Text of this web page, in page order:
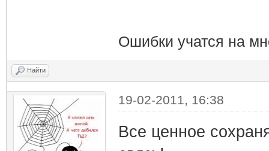
Ошибки учатся на
Найти
19-02-2011, 16:38
Все ценное